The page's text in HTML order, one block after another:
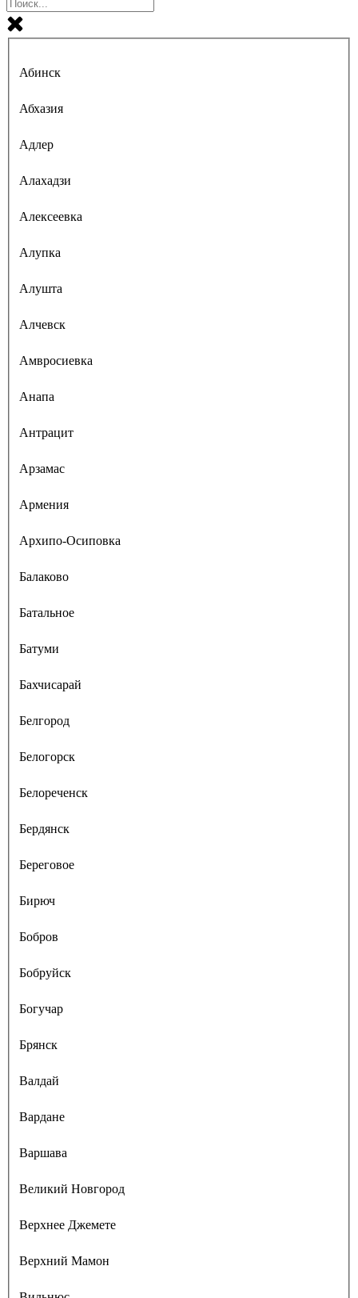
Абинск
Абхазия
Адлер
Алахадзи
Алексеевка
Алупка
Алушта
Алчевск
Амвросиевка
Анапа
Антрацит
Арзамас
Армения
Архипо-Осиповка
Балаково
Батальное
Батуми
Бахчисарай
Белгород
Белогорск
Белореченск
Бердянск
Береговое
Бирюч
Бобров
Бобруйск
Богучар
Брянск
Валдай
Вардане
Варшава
Великий Новгород
Верхнее Джемете
Верхний Мамон